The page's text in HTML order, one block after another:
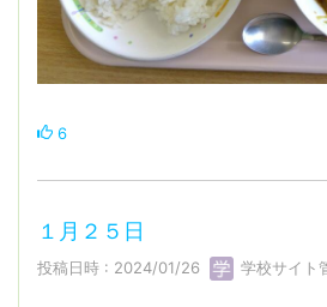
6
１月２５日
投稿日時 : 2024/01/26 学校サイト